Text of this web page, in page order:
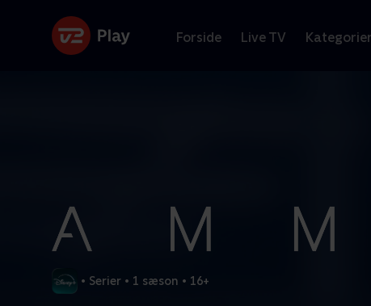
Forside Live TV Kategorier
• Serier • 1 sæson • 16+